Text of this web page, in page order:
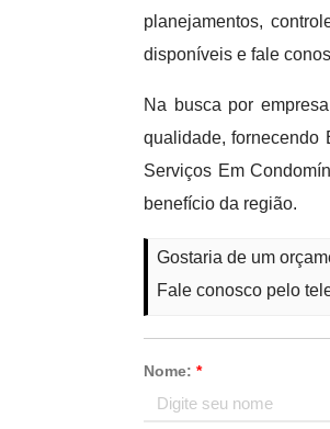
planejamentos,
disponíveis e fale
Na busca por
qualidade, fornecendo
Serviços Em
benefício da região.
Gostaria de um
Fale conosco pelo
Nome: *